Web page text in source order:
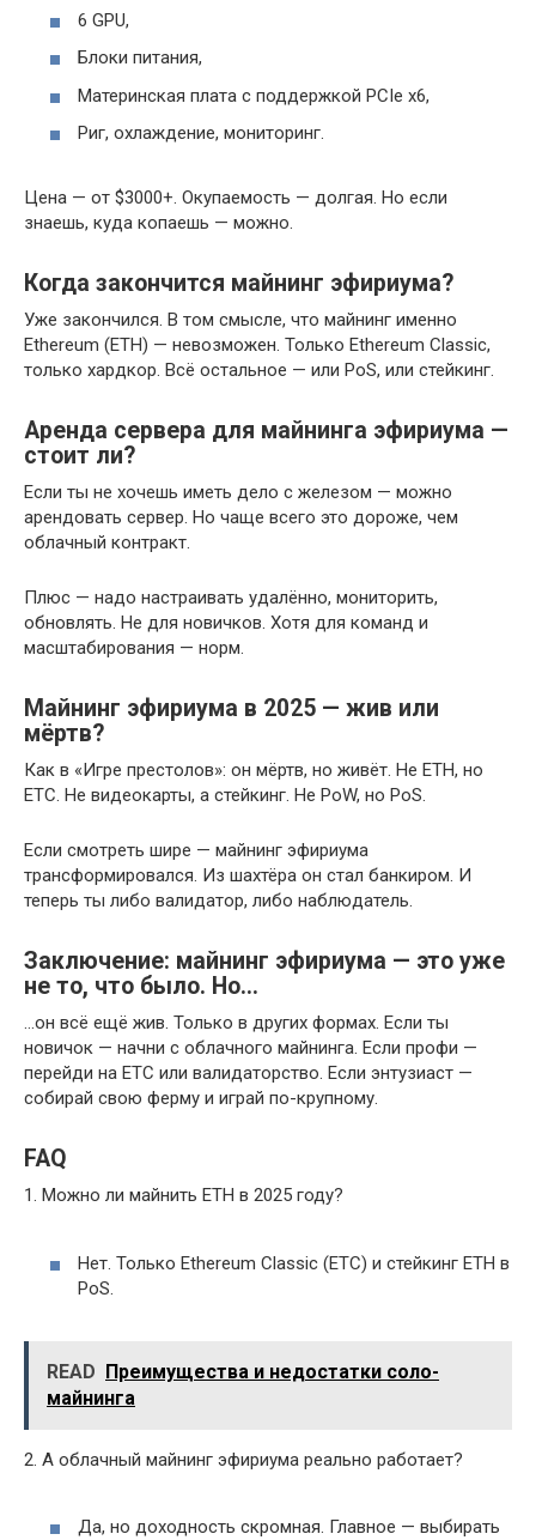
6 GPU,
Блоки питания,
Материнская плата с поддержкой PCIe x6,
Риг, охлаждение, мониторинг.
Цена — от $3000+. Окупаемость — долгая. Но если
знаешь, куда копаешь — можно.
Когда закончится майнинг эфириума?
Уже закончился. В том смысле, что майнинг именно
Ethereum (ETH) — невозможен. Только Ethereum Classic,
только хардкор. Всё остальное — или PoS, или стейкинг.
Аренда сервера для майнинга эфириума —
стоит ли?
Если ты не хочешь иметь дело с железом — можно
арендовать сервер. Но чаще всего это дороже, чем
облачный контракт.
Плюс — надо настраивать удалённо, мониторить,
обновлять. Не для новичков. Хотя для команд и
масштабирования — норм.
Майнинг эфириума в 2025 — жив или
мёртв?
Как в «Игре престолов»: он мёртв, но живёт. Не ETH, но
ETC. Не видеокарты, а стейкинг. Не PoW, но PoS.
Если смотреть шире — майнинг эфириума
трансформировался. Из шахтёра он стал банкиром. И
теперь ты либо валидатор, либо наблюдатель.
Заключение: майнинг эфириума — это уже
не то, что было. Но…
…он всё ещё жив. Только в других формах. Если ты
новичок — начни с облачного майнинга. Если профи —
перейди на ETC или валидаторство. Если энтузиаст —
собирай свою ферму и играй по-крупному.
FAQ
1. Можно ли майнить ETH в 2025 году?
Нет. Только Ethereum Classic (ETC) и стейкинг ETH в
PoS.
READ Преимущества и недостатки соло-
майнинга
2. А облачный майнинг эфириума реально работает?
Да, но доходность скромная. Главное — выбирать